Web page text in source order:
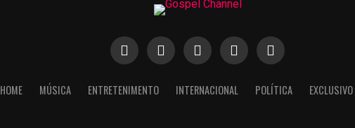
HOME MÚSICA ENTRETENIMENTO INTERNACIONAL POLÍTICA EXCLUSIVO